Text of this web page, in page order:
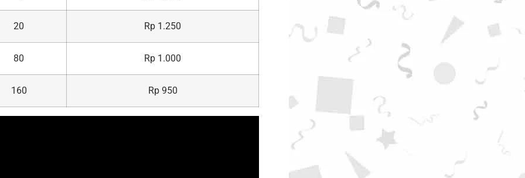
20 Rp 1.250
80 Rp 1.000
160 Rp 950